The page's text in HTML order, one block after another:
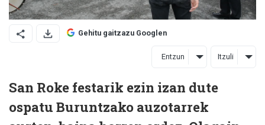
Gehitu gaitzazu Googlen
Entzun Itzuli
San Roke festarik ezin izan dute
ospatu Buruntzako auzotarrek